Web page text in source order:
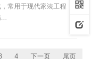
常用于现代家装工程
4 下一页 尾页